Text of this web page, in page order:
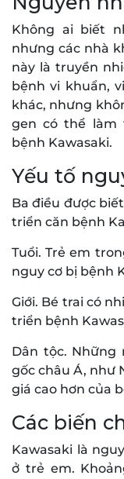
Không ai biết
nhưng các nhà
này là truyền
bệnh vi khuẩn,
khác, nhưng
gen có thể làm
bệnh Kawasaki.
Yếu tố
Ba điều được
triển căn bệnh
Tuổi. Trẻ em
nguy cơ bị bệnh
Giới. Bé trai có
triển bệnh
Dân tộc. Những
gốc châu Á, như
giá cao hơn của
Các biến
Kawasaki là
ở trẻ em.